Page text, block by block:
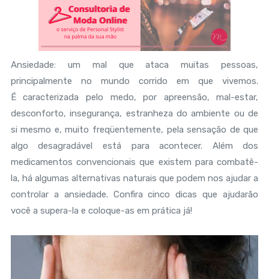
Ansiedade: um mal que ataca muitas pessoas,
principalmente no mundo corrido em que vivemos.
É caracterizada pelo medo, por apreensão, mal-estar,
desconforto, insegurança, estranheza do ambiente ou de
si mesmo e, muito freqüentemente, pela sensação de que
algo desagradável está para acontecer. Além dos
medicamentos convencionais que existem para combatê-
la, há algumas alternativas naturais que podem nos ajudar a
controlar a ansiedade. Confira cinco dicas que ajudarão
você a supera-la e coloque-as em prática já!